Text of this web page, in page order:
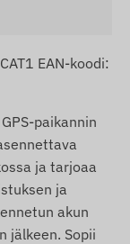
EAN-koodi:
paikannin
ja tarjoaa
ja
akun
jälkeen. Sopii